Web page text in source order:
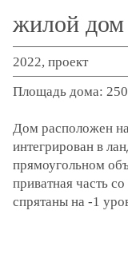
жилой дом
2022, проект
Площадь дома:
Дом расположен
интегрирован в
прямоугольном
приватная часть
спрятаны на -1
контакты